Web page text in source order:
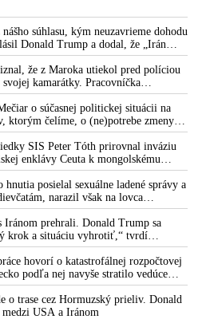
nášho súhlasu, kým neuzavrieme dohodu
Donald Trump a dodal, že „Irán
že z Maroka utiekol pred políciou
kamarátky. Pracovníčka
potvrdila, že väčšina utečencov v
Afriky, ale taktiež z Bangladéša a
o súčasnej politickej situácii na
ktorým čelíme, o (ne)potrebe zmeny
sa svetovom poriadku a
enklávy Ceuta k mongolskému
došlo v 13. storočí
posielal sexuálne ladené správy a
narazil však na lovca
prehrali. Donald Trump sa
krok a situáciu vyhrotiť,“ tvrdí
výslužbe Douglas Macgregor
hovorí o katastrofálnej rozpočtovej
podľa nej navyše stratilo vedúce
oblastiach
o trase cez Hormuzský prieliv. Donald
USA a Iránom